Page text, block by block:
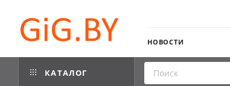
НОВОСТИ
КАТАЛОГ